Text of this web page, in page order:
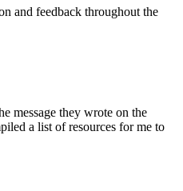
and feedback throughout the
message they wrote on the
a list of resources for me to